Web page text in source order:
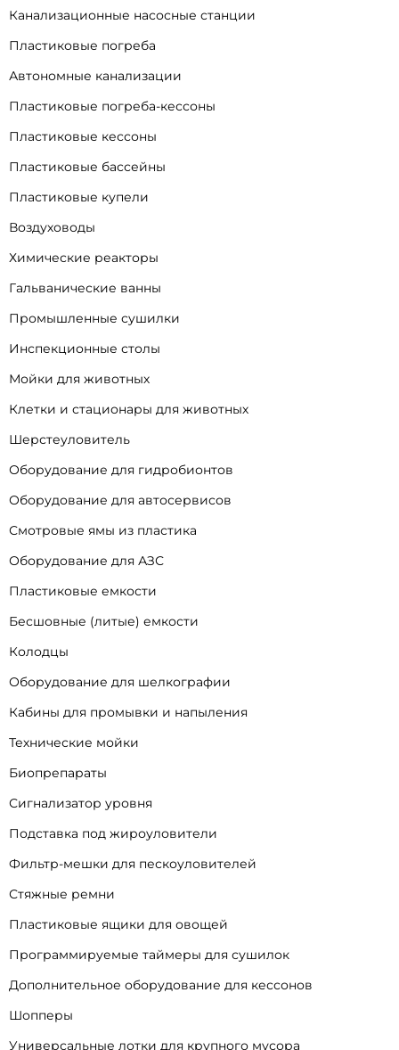
Канализационные насосные станции
Пластиковые погреба
Автономные канализации
Пластиковые погреба-кессоны
Пластиковые кессоны
Пластиковые бассейны
Пластиковые купели
Воздуховоды
Химические реакторы
Гальванические ванны
Промышленные сушилки
Инспекционные столы
Мойки для животных
Клетки и стационары для животных
Шерстеуловитель
Оборудование для гидробионтов
Оборудование для автосервисов
Смотровые ямы из пластика
Оборудование для АЗС
Пластиковые емкости
Бесшовные (литые) емкости
Колодцы
Оборудование для шелкографии
Кабины для промывки и напыления
Технические мойки
Биопрепараты
Сигнализатор уровня
Подставка под жироуловители
Фильтр-мешки для пескоуловителей
Стяжные ремни
Пластиковые ящики для овощей
Программируемые таймеры для сушилок
Дополнительное оборудование для кессонов
Шопперы
Универсальные лотки для крупного мусора